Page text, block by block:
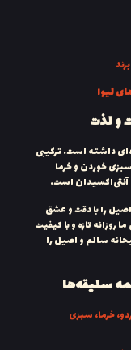
لیوا
و لذت
داشته است. ترکیبی
خوردن و خرما
آنتی‌اکسیدان است.
را با دقت و عشق
روزانه تازه و با کیفیت
سالم و اصیل را
سلیقه‌ها
خرما، سبزی